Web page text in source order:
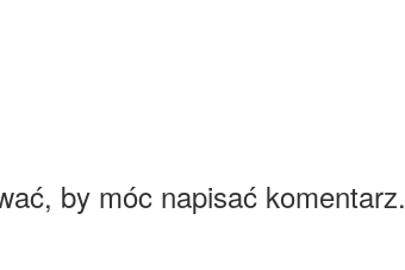
by móc napisać komentarz.